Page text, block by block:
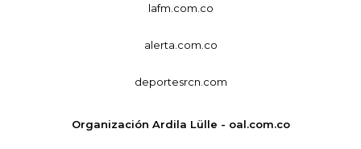
lafm.com.co
alerta.com.co
deportesrcn.com
Organización Ardila Lülle - oal.com.co